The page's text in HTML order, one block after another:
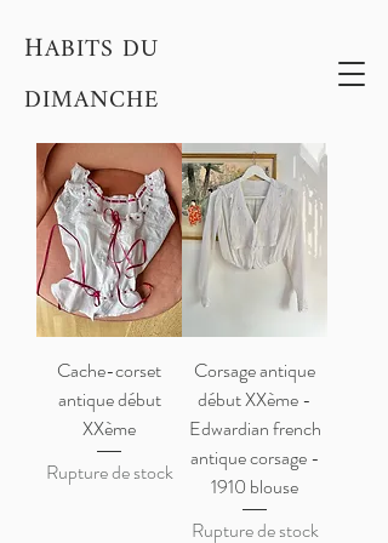
HABITS DU
DIMANCHE
Cache-corset
antique début
XXème
Rupture de stock
Corsage antique
début XXème -
Edwardian french
antique corsage -
1910 blouse
Rupture de stock